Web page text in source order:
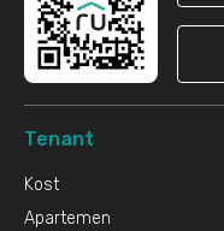
Tenant
Kost
Apartemen